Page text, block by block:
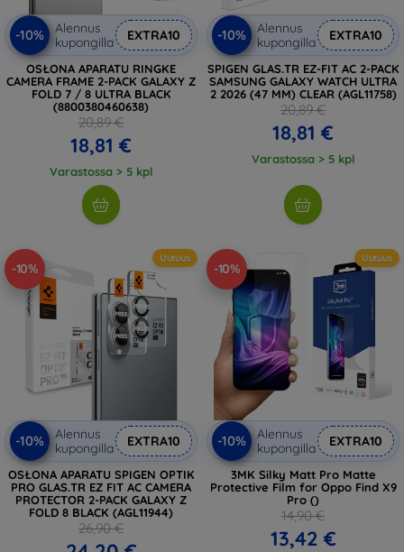
-10%
Alennus
kupongilla
EXTRA10
OSŁONA APARATU RINGKE
CAMERA FRAME 2-PACK GALAXY Z
FOLD 7 / 8 ULTRA BLACK
(8800380460638)
20,89 €
18,81 €
Varastossa > 5 kpl
-10%
Alennus
kupongilla
EXTRA10
SPIGEN GLAS.TR EZ-FIT AC 2-PACK
SAMSUNG GALAXY WATCH ULTRA
2 2026 (47 MM) CLEAR (AGL11758)
20,89 €
18,81 €
Varastossa > 5 kpl
-10%
Uutuus
-10%
Alennus
kupongilla
EXTRA10
OSŁONA APARATU SPIGEN OPTIK
PRO GLAS.TR EZ FIT AC CAMERA
PROTECTOR 2-PACK GALAXY Z
FOLD 8 BLACK (AGL11944)
26,90 €
-10%
Uutuus
-10%
Alennus
kupongilla
EXTRA10
3MK Silky Matt Pro Matte
Protective Film for Oppo Find X9
Pro ()
14,90 €
13,42 €